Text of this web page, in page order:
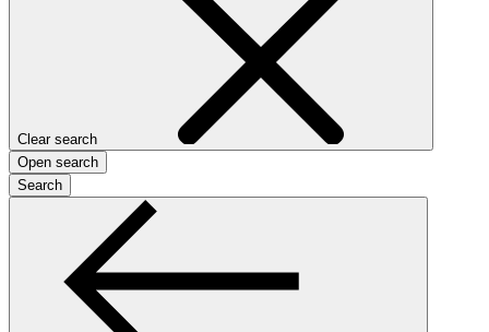
Clear search
Open search
Search